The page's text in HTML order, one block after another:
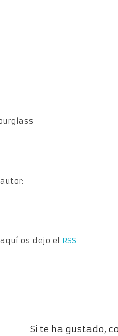
os dejo el RSS
Si te ha gustado,